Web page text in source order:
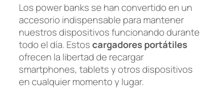
Los power banks se han convertido en un
accesorio indispensable para mantener
nuestros dispositivos funcionando durante
todo el día. Estoscargadores portátiles
ofrecen la libertad de recargar
smartphones, tablets y otros dispositivos
en cualquier momento y lugar.